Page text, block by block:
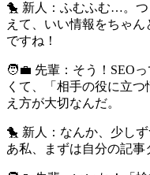
🐤 新人：ふむふむ…。
えて、いい情報をちゃ
ですね！
🧑‍💼 先輩：そう！SEO
くて、「相手の役に立
え方が大切なんだ。
🐤 新人：なんか、少し
あ私、まずは自分の記事